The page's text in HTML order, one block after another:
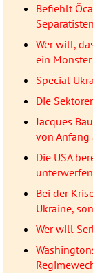
Befiehlt
Wer will,
ein Monster
Special
Die
Jacques
von
Die USA
unterwerfen
Bei der
Ukraine,
Wer will